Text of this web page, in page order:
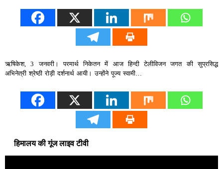
ऋषिकेश, 3 जनवरी। परमार्थ निकेतन में आज हिन्दी टेलीविजन जगत की सुप्रसिद्ध
अभिनेत्री श्रेष्ठी रोड़ी दर्शनार्थ आयी। उन्होंने पूज्य स्वामी…
हिमालय की गूंज लाइव टीवी